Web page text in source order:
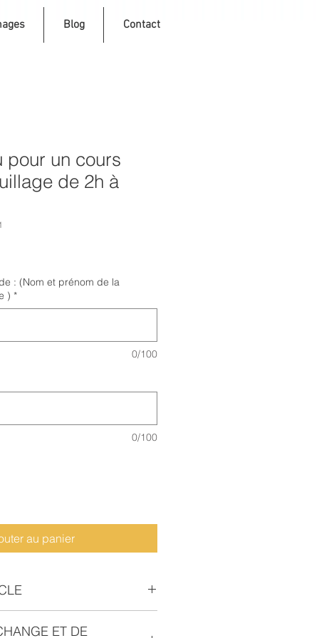
Blog Contact
pour un cours
de 2h à
: (Nom et prénom de la
) *
0/100
0/100
au panier
ET DE